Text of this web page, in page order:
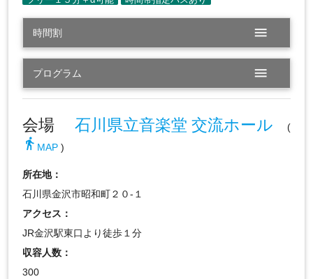
時間割 menu
プログラム menu
会場 石川県立音楽堂 交流ホール (
directions_walk MAP)
所在地：
石川県金沢市昭和町２０-１
アクセス：
JR金沢駅東口より徒歩１分
収容人数：
300